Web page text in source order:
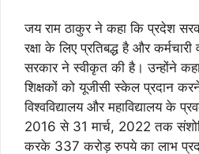
जय राम ठाकुर ने कहा कि प्रदेश
रक्षा के लिए प्रतिबद्ध है और
सरकार ने स्वीकृत की है। उन्होंने कहा
शिक्षकों को यूजीसी स्केल प्रदान
विश्वविद्यालय और महाविद्यालय के
2016 से 31 मार्च, 2022 तक
करके 337 करोड़ रुपये का लाभ